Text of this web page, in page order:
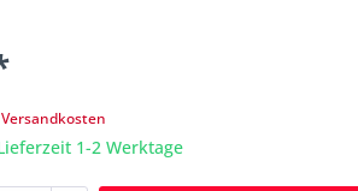
1-2 Werktage